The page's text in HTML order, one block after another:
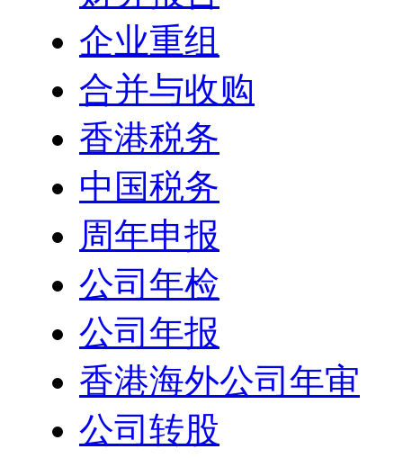
企业重组
合并与收购
香港税务
中国税务
周年申报
公司年检
公司年报
香港海外公司年审
公司转股